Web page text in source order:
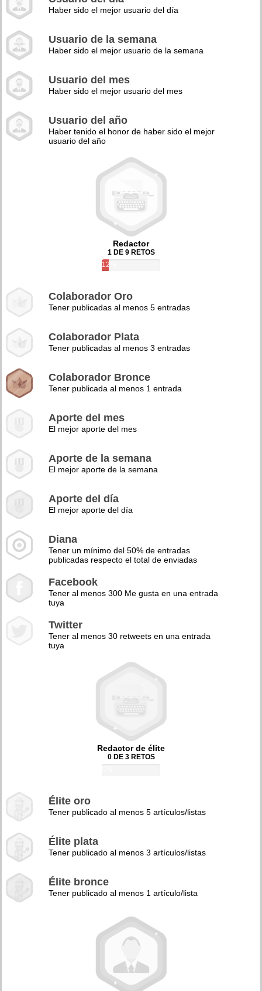
Haber sido el mejor usuario del día
Usuario de la semana
Haber sido el mejor usuario de la semana
Usuario del mes
Haber sido el mejor usuario del mes
Usuario del año
Haber tenido el honor de haber sido el mejor
usuario del año
Redactor
1 DE 9 RETOS
12%
Colaborador Oro
Tener publicadas al menos 5 entradas
Colaborador Plata
Tener publicadas al menos 3 entradas
Colaborador Bronce
Tener publicada al menos 1 entrada
Aporte del mes
El mejor aporte del mes
Aporte de la semana
El mejor aporte de la semana
Aporte del día
El mejor aporte del día
Diana
Tener un mínimo del 50% de entradas
publicadas respecto el total de enviadas
Facebook
Tener al menos 300 Me gusta en una entrada
tuya
Twitter
Tener al menos 30 retweets en una entrada
tuya
Redactor de élite
0 DE 3 RETOS
Élite oro
Tener publicado al menos 5 artículos/listas
Élite plata
Tener publicado al menos 3 artículos/listas
Élite bronce
Tener publicado al menos 1 artículo/lista